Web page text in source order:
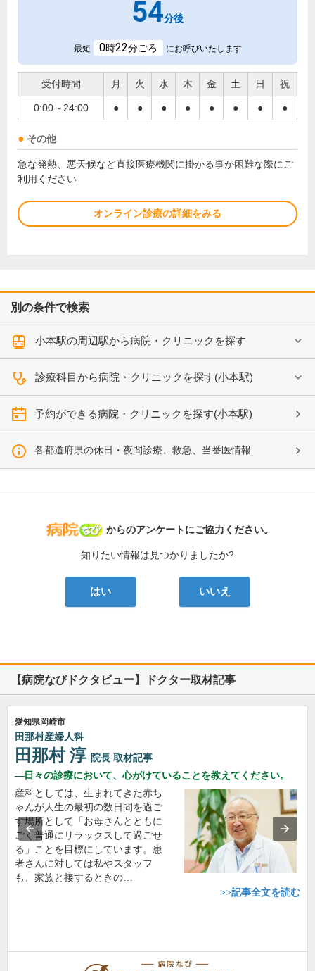
54分後
最短 0時22分ごろ にお呼びいたします
受付時間 月 火 水 木 金 土 日 祝
0:00～24:00 ● ● ● ● ● ● ● ●
その他
急な発熱、悪天候など直接医療機関に掛かる事が困難な際にご
利用ください
オンライン診療の詳細をみる
別の条件で検索
小本駅の周辺駅から病院・クリニックを探す
診療科目から病院・クリニックを探す(小本駅)
予約ができる病院・クリニックを探す(小本駅)
各都道府県の休日・夜間診療、救急、当番医情報
病院なび
からのアンケートにご協力ください。
知りたい情報は見つかりましたか?
はい いいえ
【病院なびドクタビュー】ドクター取材記事
愛知県岡崎市
田那村産婦人科
田那村 淳 院長 取材記事
日々の診療において、心がけていることを教えてください。
産科としては、生まれてきた赤ち
ゃんが人生の最初の数日間を過ご
す場所として「お母さんとともに
ごく普通にリラックスして過ごせ
る」ことを目標にしています。患
者さんに対しては私やスタッフ
も、家族と接するときの…
>>記事全文を読む